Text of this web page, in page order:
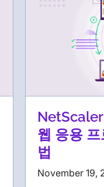
웹 응용
법
November 19,